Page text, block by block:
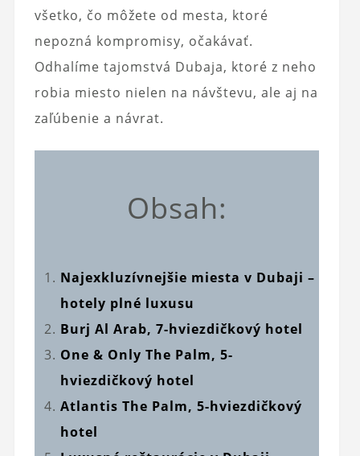
všetko, čo môžete od mesta, ktoré
nepozná kompromisy, očakávať.
Odhalíme tajomstvá Dubaja, ktoré z neho
robia miesto nielen na návštevu, ale aj na
zaľúbenie a návrat.
Obsah:
Najexkluzívnejšie miesta v Dubaji –
hotely plné luxusu
Burj Al Arab, 7-hviezdičkový hotel
One & Only The Palm, 5-
hviezdičkový hotel
Atlantis The Palm, 5-hviezdičkový
hotel